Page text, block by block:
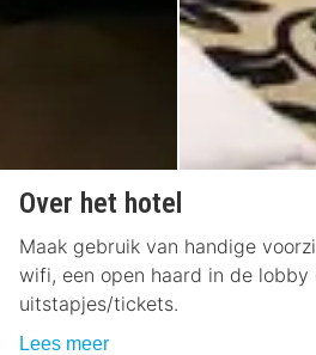
Over het hotel
Maak gebruik van handige
wifi, een open haard in de lobby
uitstapjes/tickets.
Lees meer